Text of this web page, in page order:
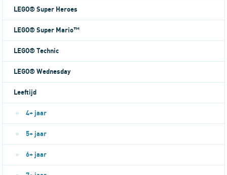
LEGO® Super Heroes
LEGO® Super Mario™
LEGO® Technic
LEGO® Wednesday
Leeftijd
4+ jaar
5+ jaar
6+ jaar